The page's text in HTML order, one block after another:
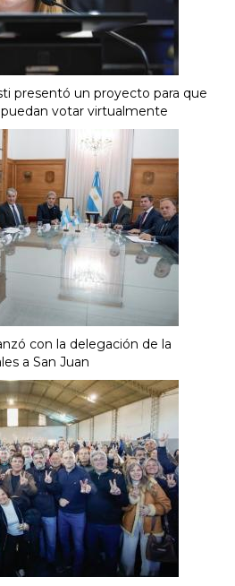
presentó un proyecto para que
votar virtualmente
con la delegación de la
a San Juan